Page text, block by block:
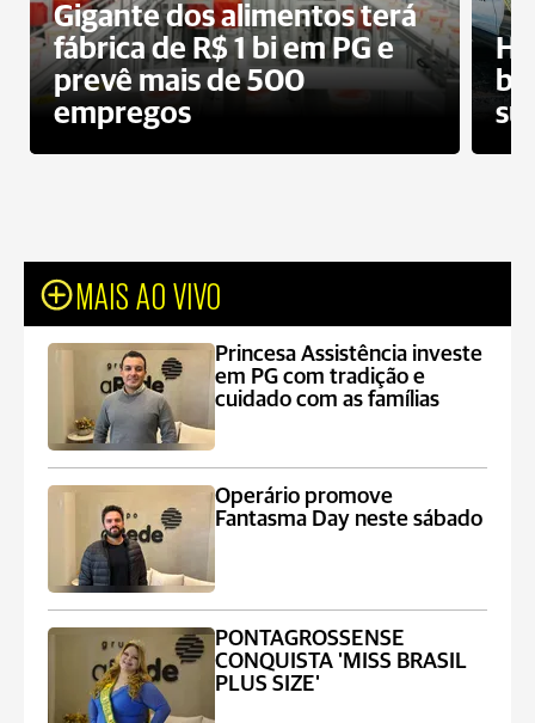
Gigante dos alimentos terá
fábrica de R$ 1 bi em PG e
prevê mais de 500
empregos
MAIS AO VIVO
Princesa Assistência investe
em PG com tradição e
cuidado com as famílias
Operário promove
Fantasma Day neste sábado
PONTAGROSSENSE
CONQUISTA 'MISS BRASIL
PLUS SIZE'